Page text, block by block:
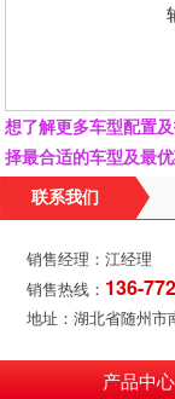
想了解更多车型配置
择最合适的车型及最
联系我们
销售经理：江经理
销售热线： 136-
地址：湖北省随州市
产品中心